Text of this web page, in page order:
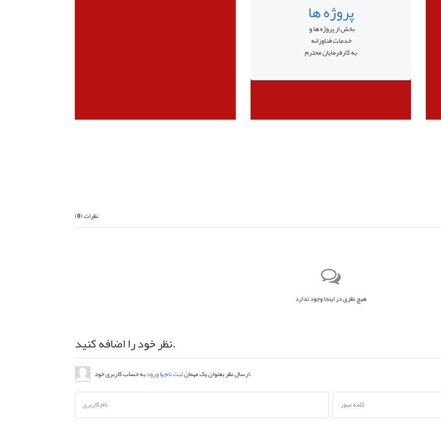
پروژه ها
بخش از پروژه ها و
خدمات فناورانه
به کارفرمایان محترم
نظرات (0
)
هیچ نظری در اینجا وجود ندارد
نظر خود را اضافه کنید.
ارسال نظر بعنوان یک مهمانثبت نامیاورود به حساب کاربری خود.
نام کاربری کلمه عبور